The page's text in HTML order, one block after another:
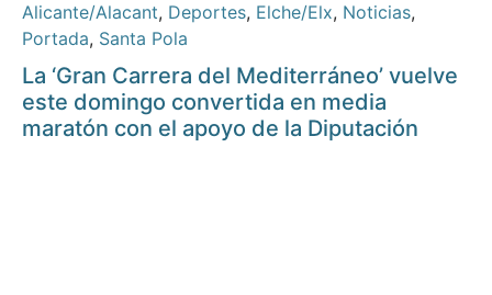
Alicante/Alacant, Deportes, Elche/Elx, Noticias,
Portada, Santa Pola
La ‘Gran Carrera del Mediterráneo’ vuelve
este domingo convertida en media
maratón con el apoyo de la Diputación